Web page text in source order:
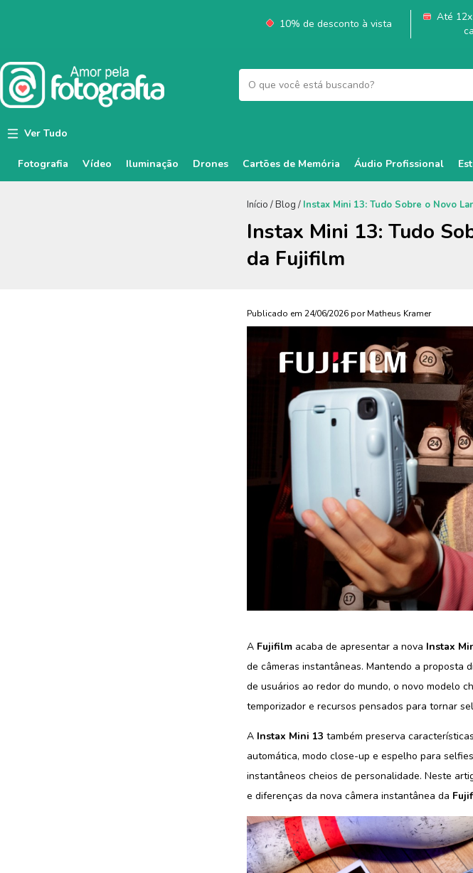
10% de desconto à vista
Até
Ver Tudo
Fotografia Vídeo Iluminação Drones Cartões de Memória Áudio Profissional
Início /Blog / Instax Mini 13: Tudo Sobre o Novo
Instax Mini 13: Tudo
da Fujifilm
Publicado em 24/06/2026 por Matheus Kramer
A Fujifilm acaba de apresentar a nova Instax
de câmeras instantâneas. Mantendo a proposta
de usuários ao redor do mundo, o novo modelo
temporizador e recursos pensados para tornar
A Instax Mini 13 também preserva
automática, modo close-up e espelho para
instantâneos cheios de personalidade. Neste
e diferenças da nova câmera instantânea da